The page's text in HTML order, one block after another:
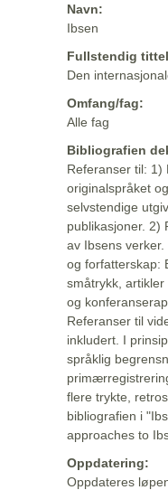
Navn:
Ibsen
Fullstendig
Den
Omfang/fag:
Alle fag
Bibliografien
Referanser til: 1)
originalspråket
selvstendige
publikasjoner. 2)
av Ibsens
og forfatterskap:
småtrykk,
og
Referanser til
inkludert. I
språklig
flere trykte,
bibliografien i
approaches to
Oppdatering:
Oppdateres